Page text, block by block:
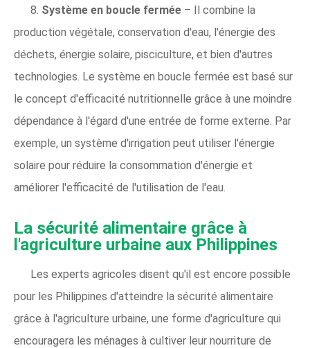
8. Système en boucle fermée – Il combine la
production végétale, conservation d'eau, l'énergie des
déchets, énergie solaire, pisciculture, et bien d'autres
technologies. Le système en boucle fermée est basé sur
le concept d'efficacité nutritionnelle grâce à une moindre
dépendance à l'égard d'une entrée de forme externe. Par
exemple, un système d'irrigation peut utiliser l'énergie
solaire pour réduire la consommation d'énergie et
améliorer l'efficacité de l'utilisation de l'eau.
La sécurité alimentaire grâce à
l'agriculture urbaine aux Philippines
Les experts agricoles disent qu'il est encore possible
pour les Philippines d'atteindre la sécurité alimentaire
grâce à l'agriculture urbaine, une forme d'agriculture qui
encouragera les ménages à cultiver leur nourriture de